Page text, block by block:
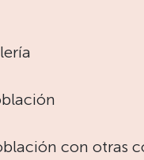
con otras